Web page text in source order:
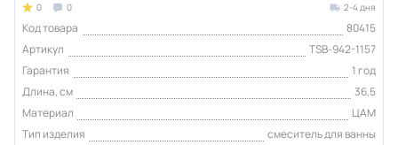
0 0 2-4 дня
Код товара
80415
Артикул
TSB-942-1157
Гарантия
1 год
Длина, см
36,5
Материал
ЦАМ
Тип изделия
смеситель для ванны